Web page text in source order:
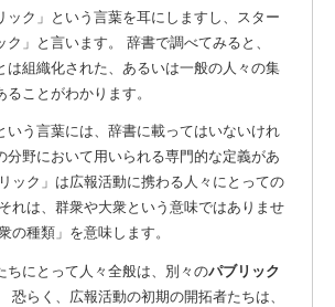
ック」という言葉を耳にしますし、スター
ク」と言います。
辞書で調べてみると、
は組織化された、あるいは一般の人々の集
ることがわかります。
いう言葉には、辞書に載ってはいないけれ
分野において用いられる専門的な定義があ
ック」は広報活動に携わる人々にとっての
それは、群衆や大衆という意味ではありませ
の種類」を意味します。
ちにとって人々全般は、別々のパブリック
恐らく、広報活動の初期の開拓者たちは、